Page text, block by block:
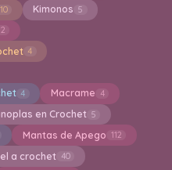
10 Kimonos 5
2
4
4 Macrame 4
en Crochet 5
Mantas de Apego 112
a crochet 40